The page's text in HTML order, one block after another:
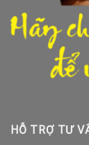
HỖ TRỢ TƯ